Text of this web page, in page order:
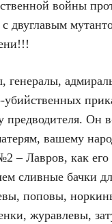
войны
двуглавым
генералы,
предводителя. Он
вашему
– Лавров, как
сливные бачки
поповы,
журавлевы,